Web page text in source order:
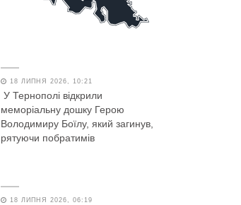
18 ЛИПНЯ 2026, 10:21
У Тернополі відкрили
меморіальну дошку Герою
Володимиру Боїлу, який загинув,
рятуючи побратимів
18 ЛИПНЯ 2026, 06:19